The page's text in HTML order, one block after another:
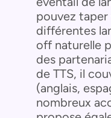
pouvez
différentes
off naturelle
des
de TTS, il
(anglais,
nombreux